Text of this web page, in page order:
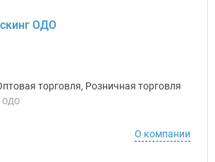
ОДО
торговля, Розничная торговля
ОДО
О компании